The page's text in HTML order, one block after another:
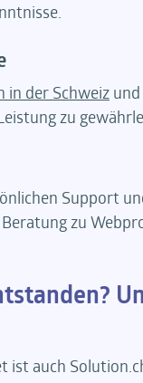
in der Schweiz und
zu
Support
zu
ist auch